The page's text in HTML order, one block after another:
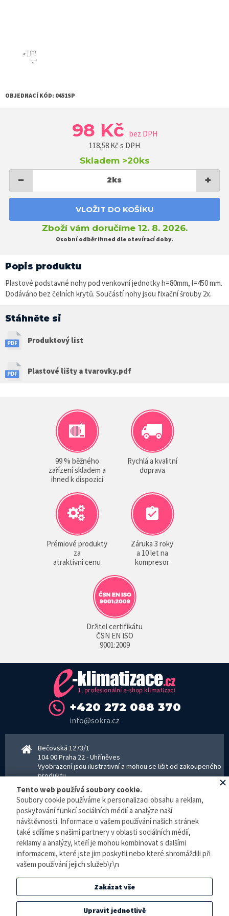
OBJEDNACÍ KÓD: 0451SP
98 Kč bez DPH
118,58 Kč s DPH
Skladem >20ks
− 2ks +
VLOŽIT DO KOŠÍKU
Zboží vám doručíme 12. 8. 2026.
Osobní odběr ihned dle otevírací doby.
Popis produktu
Plastové podstavné nohy pod venkovní jednotky h=80mm, l=450 mm.
Dodáváno bez čelních krytů. Součástí nohy jsou fixační šrouby 2x.
Stáhněte si
Produktový list
Plastové lišty a tvarovky.pdf
99 % běžného
zařízení skladem a
ihned k dispozici
Rychlá a kvalitní
doprava
Prémiové produkty
za
atraktivní cenu
Záruka 3 roky
a 10 let na
kompresor
Držitel certifikátu
ČSN EN ISO
9001:2009
+420 272 088 370
info@sokra.cz
Bečovská 1273/1
104 00 Praha 22 - Uhříněves
Vyobrazení jsou ilustrativní a mohou se lišit od zakoupeného
produktu.
www.sokra.cz│www.haier-klimatizace.cz
Otevírací doba
Pondělí–Pátek 8–16:30 hodin - kancelář
Pondělí–pátek 8–16:00 hodin - sklad
Zpracování osobních údajů
© E-klimatizace.cz, všechna práva vyhrazena.
Internetový obchodvytvořilo studioBlueGhost.
Elektronická evidence tržeb je zde prováděna v BĚŽNÉM REŽIMU. Podle zákona o
Tento web používá soubory cookie.
Soubory cookie používáme k personalizaci obsahu a reklam,
poskytování funkcí sociálních médií a analýze naší
návštěvnosti. Informace o vašem používání našich stránek
také sdílíme s našimi partnery v oblasti sociálních médií,
reklamy a analýzy, kteří je mohou kombinovat s dalšími
informacemi, které jste jim poskytli nebo které shromáždili při
vašem používání jejich služeb\r\n
Zakázat vše
Upravit jednotlivě